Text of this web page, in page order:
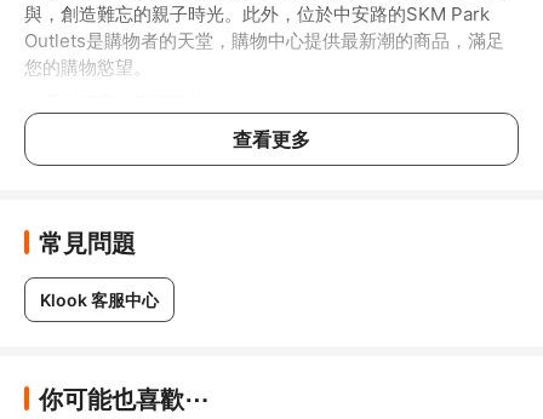
與，創造難忘的親子時光。此外，位於中安路的SKM Park
Outlets是購物者的天堂，購物中心提供最新潮的商品，滿足
您的購物慾望。
鈴鹿賽道樂園的交通十分便捷，鄰近捷運草衙站，讓您輕鬆抵
達這片極速樂園。不論您是自駕還是搭乘大眾運輸工具，都能
境。無論您的身體狀況如何，鈴鹿賽道樂園都希望讓每位遊客
都能在這裡找到快樂和滿足。來體驗鈴鹿賽道樂園，讓速度和
歡笑在這裡交織，成就您難忘的賽車冒險之旅。
基於安全考量65歲以上長者、身心障礙者、孕婦、酒醉
查看更多
常見問題
Klook 客服中心
你可能也喜歡⋯